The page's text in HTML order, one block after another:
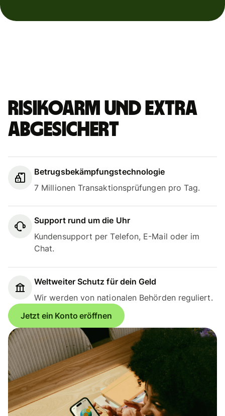
Risikoarm und extra
abgesichert
Betrugsbekämpfungstechnologie
7 Millionen Transaktionsprüfungen pro Tag.
Support rund um die Uhr
Kundensupport per Telefon, E-Mail oder im
Chat.
Weltweiter Schutz für dein Geld
Wir werden von nationalen Behörden reguliert.
Jetzt ein Konto eröffnen